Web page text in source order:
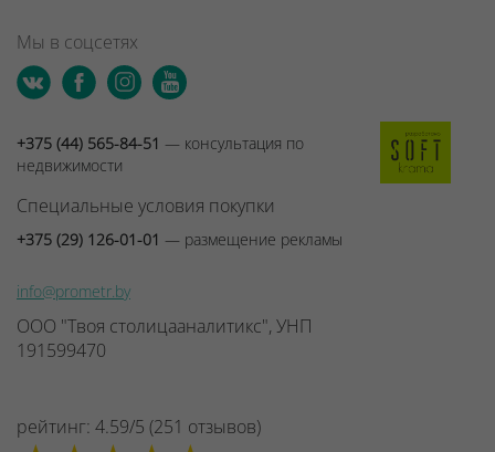
Мы в соцсетях
+375 (44) 565-84-51 — консультация по
недвижимости
Специальные условия покупки
+375 (29) 126-01-01 — размещение рекламы
info@prometr.by
ООО "Твоя столицааналитикс", УНП
191599470
рейтинг: 4.59/5 (251 отзывов)